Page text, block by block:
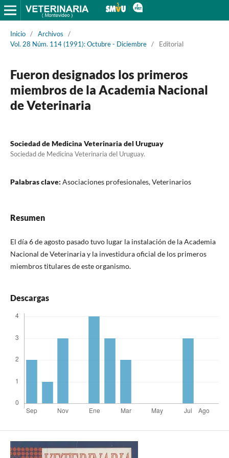
Inicio / Archivos
/
Vol. 28 Núm. 114 (1991): Octubre - Diciembre / Editorial
Fueron designados los primeros
miembros de la Academia Nacional
de Veterinaria
Sociedad de Medicina Veterinaria del Uruguay
Sociedad de Medicina Veterinaria del Uruguay.
Palabras clave: Asociaciones profesionales, Veterinarios
Resumen
El día 6 de agosto pasado tuvo lugar la instalación de la Academia
Nacional de Veterinaria y la investidura oficial de los primeros
miembros titulares de este organismo.
Descargas